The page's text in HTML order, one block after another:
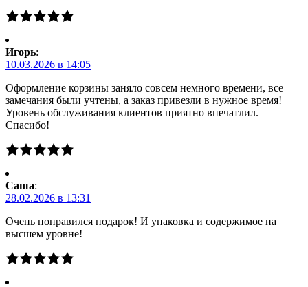
Игорь:
10.03.2026 в 14:05
Оформление корзины заняло совсем немного времени, все
замечания были учтены, а заказ привезли в нужное время!
Уровень обслуживания клиентов приятно впечатлил.
Спасибо!
Саша:
28.02.2026 в 13:31
Очень понравился подарок! И упаковка и содержимое на
высшем уровне!